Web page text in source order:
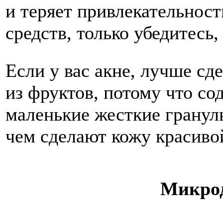
и теряет
средств, только
Если у вас акне, лучше
из фруктов, потому что
маленькие жесткие
чем сделают кожу